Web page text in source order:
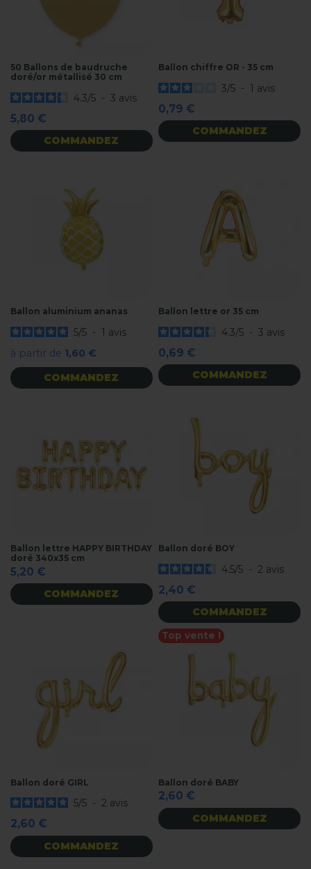
50 Ballons de baudruche
doré/or métallisé 30 cm
4.3/5 - 3 avis
5,80 €
COMMANDEZ
Ballon chiffre OR - 35 cm
3/5 - 1 avis
0,79 €
COMMANDEZ
Ballon aluminium ananas
5/5 - 1 avis
à partir de 1,60 €
COMMANDEZ
Ballon lettre or 35 cm
4.3/5 - 3 avis
0,69 €
COMMANDEZ
Ballon lettre HAPPY BIRTHDAY
doré 340x35 cm
5,20 €
COMMANDEZ
Ballon doré BOY
4.5/5 - 2 avis
2,40 €
COMMANDEZ
Ballon doré GIRL
5/5 - 2 avis
2,60 €
COMMANDEZ
Top vente !
Ballon doré BABY
2,60 €
COMMANDEZ